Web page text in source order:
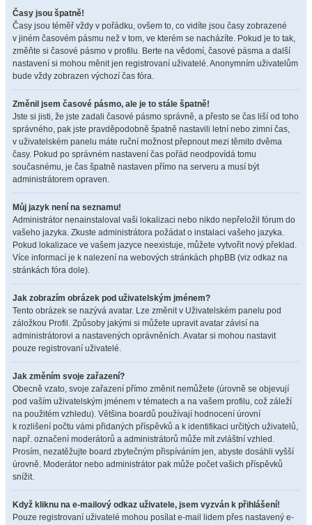
Časy jsou špatně!
Časy jsou téměř vždy v pořádku, ovšem to, co vidíte jsou časy zobrazené
v jiném časovém pásmu než v tom, ve kterém se nacházíte. Pokud je to tak,
změňte si časové pásmo v profilu. Berte na vědomí, časové pásma a další
nastavení si mohou měnit jen registrovaní uživatelé. Anonymním uživatelům
bude vždy zobrazen výchozí čas fóra.
Změnil jsem časové pásmo, ale je to stále špatně!
Jste si jisti, že jste zadali časové pásmo správně, a přesto se čas liší od toho
správného, pak jste pravděpodobně špatně nastavili letní nebo zimní čas,
v uživatelském panelu máte ruční možnost přepnout mezi těmito dvěma
časy. Pokud po správném nastavení čas pořád neodpovídá tomu
současnému, je čas špatně nastaven přímo na serveru a musí být
administrátorem opraven.
Můj jazyk není na seznamu!
Administrátor nenainstaloval vaši lokalizaci nebo nikdo nepřeložil fórum do
vašeho jazyka. Zkuste administrátora požádat o instalaci vašeho jazyka.
Pokud lokalizace ve vašem jazyce neexistuje, můžete vytvořit nový překlad.
Více informací je k nalezení na webových stránkách phpBB (viz odkaz na
stránkách fóra dole).
Jak zobrazím obrázek pod uživatelským jménem?
Tento obrázek se nazývá avatar. Lze změnit v Uživatelském panelu pod
záložkou Profil. Způsoby jakými si můžete upravit avatar závisí na
administrátorovi a nastavených oprávněních. Avatar si mohou nastavit
pouze registrovaní uživatelé.
Jak změním svoje zařazení?
Obecně vzato, svoje zařazení přímo změnit nemůžete (úrovně se objevují
pod vaším uživatelským jménem v tématech a na vašem profilu, což záleží
na použitém vzhledu). Většina boardů používají hodnocení úrovní
k rozlišení počtu vámi přidaných příspěvků a k identifikaci určitých uživatelů,
např. označení moderátorů a administrátorů může mít zvláštní vzhled.
Prosím, nezatěžujte board zbytečným přispíváním jen, abyste dosáhli vyšší
úrovně. Moderátor nebo administrátor pak může počet vašich příspěvků
snížit.
Když kliknu na e-mailový odkaz uživatele, jsem vyzván k přihlášení!
Pouze registrovaní uživatelé mohou posílat e-mail lidem přes nastavený e-